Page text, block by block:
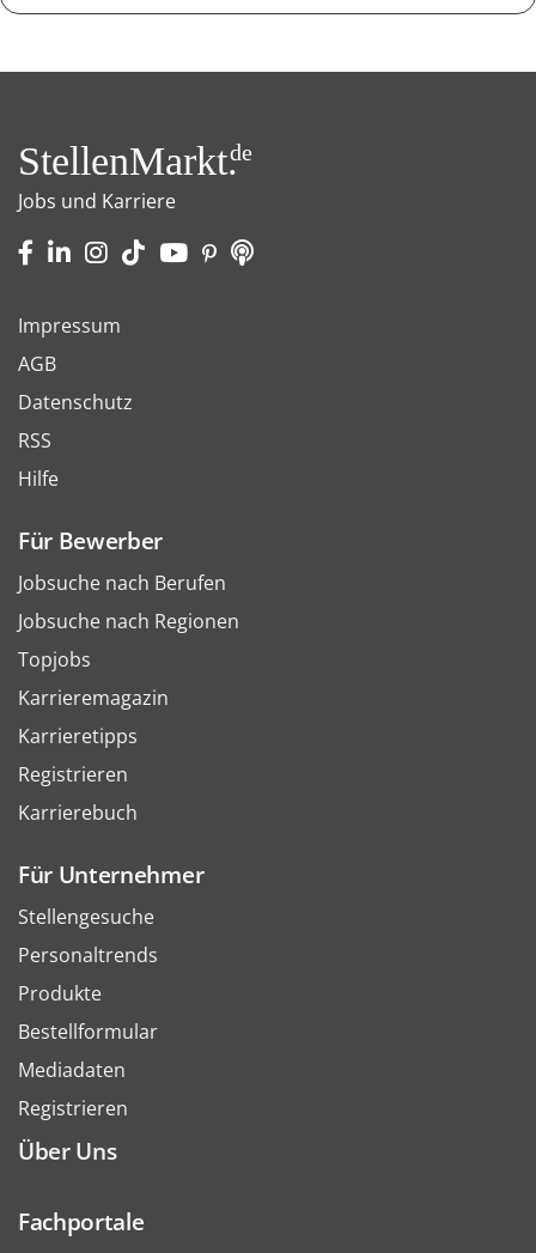
StellenMarkt.de
Jobs und Karriere
Impressum
AGB
Datenschutz
RSS
Hilfe
Für Bewerber
Jobsuche nach Berufen
Jobsuche nach Regionen
Topjobs
Karrieremagazin
Karrieretipps
Registrieren
Karrierebuch
Für Unternehmer
Stellengesuche
Personaltrends
Produkte
Bestellformular
Mediadaten
Registrieren
Über Uns
Fachportale